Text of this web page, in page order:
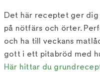
Det här receptet ger dig
på nötfärs och örter.
och ha till veckans
gott i ett pitabröd med
Här hittar du